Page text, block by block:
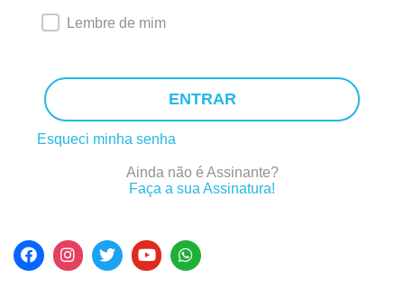
Lembre de mim
ENTRAR
Esqueci minha senha
Ainda não é Assinante?
Faça a sua Assinatura!